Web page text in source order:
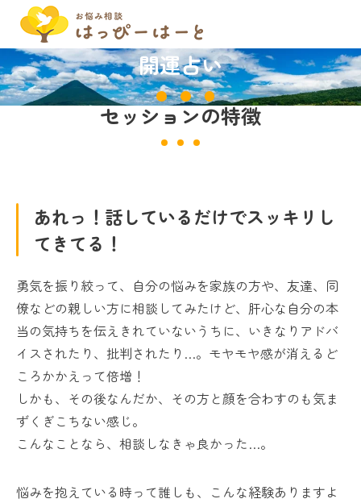
開運占い
セッションの特徴
あれっ！話しているだけでスッキリし
てきてる！
勇気を振り絞って、自分の悩みを家族の方や、友達、同
僚などの親しい方に相談してみたけど、肝心な自分の本
当の気持ちを伝えきれていないうちに、いきなりアドバ
イスされたり、批判されたり…。モヤモヤ感が消えるど
ころかかえって倍増！
しかも、その後なんだか、その方と顔を合わすのも気ま
ずくぎこちない感じ。
こんなことなら、相談しなきゃ良かった…。
悩みを抱えている時って誰しも、こんな経験ありますよ